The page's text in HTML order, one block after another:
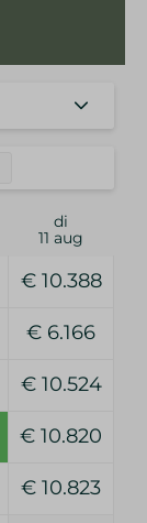
di
11 aug
€ 10.388
€ 6.166
€ 10.524
€ 10.820
€ 10.823